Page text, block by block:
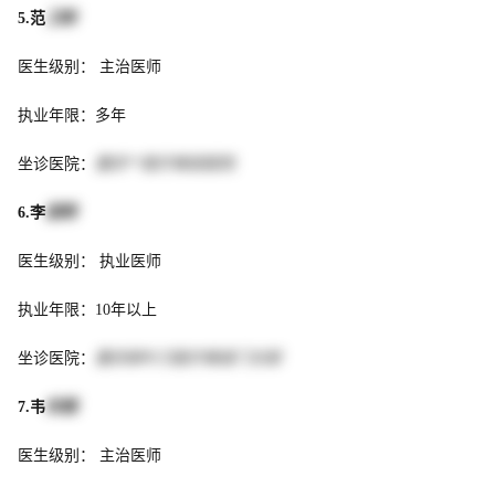
5.范
医生级别： 主治医师
执业年限：多年
坐诊医院：
6.李国帮
医生级别： 执业医师
执业年限：10年以上
坐诊医院：
7.韦
医生级别： 主治医师